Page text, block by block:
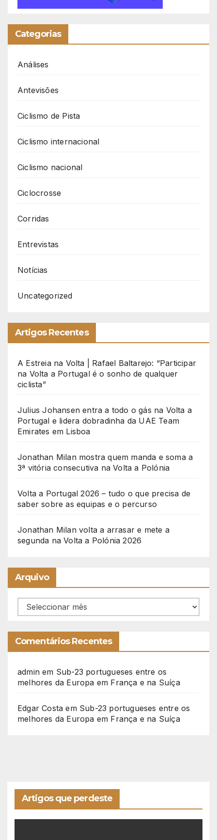
Categorias
Análises
Antevisões
Ciclismo de Pista
Ciclismo internacional
Ciclismo nacional
Ciclocrosse
Corridas
Entrevistas
Notícias
Uncategorized
Artigos Recentes
A Estreia na Volta | Rafael Baltarejo: “Participar
na Volta a Portugal é o sonho de qualquer
ciclista”
Julius Johansen entra a todo o gás na Volta a
Portugal e lidera dobradinha da UAE Team
Emirates em Lisboa
Jonathan Milan mostra quem manda e soma a
3ª vitória consecutiva na Volta a Polónia
Volta a Portugal 2026 – tudo o que precisa de
saber sobre as equipas e o percurso
Jonathan Milan volta a arrasar e mete a
segunda na Volta a Polónia 2026
Arquivo
Arquivo
Comentários Recentes
admin em Sub-23 portugueses entre os
melhores da Europa em França e na Suíça
Edgar Costa em Sub-23 portugueses entre os
melhores da Europa em França e na Suíça
Artigos que perdeste